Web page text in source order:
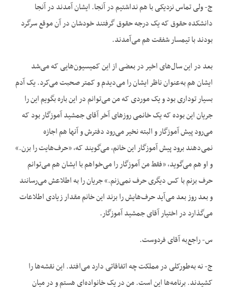
ج- ولی تماس نزدیکی با هم نداشتیم در آنجا. ایشان آمدند در آنجا
دانشکده حقوق که یک درجه حقوق گرفتند خودشان در آن موقع سرگرد
بودند با تیمسار شفقت هم می‌آمدند.
بعد در این سال‌های اخیر در بعضی از این کمیسیون‌هایی که می‌شد
ایشان هم به‌عنوان ناظر ایشان را می‌دیدم و کمتر صحبت می‌کرد. یک آدم
بسیار توداری بود و یک موردی که من می‌توانم در این باره بگویم این را
جریان این بوده که یک خانمی روزهای آخر آقای جمشید آموزگار بود که
می‌رود پیش آموزگار و البته نخیر می‌رود دفترش و آنها هم اجازه
نمی‌دهند برود پیش آموزگار این خانم، می‌گویند که، «حرف‌هایت را بزن.»
و او هم می‌گوید، «فقط من آموزگار را می‌خواهم با ایشان هم می‌‌توانم
حرف بزنم با کس دیگری حرف نمی‌زنم.» جریان را به اطلاعش می‌رسانند
و بعد روز بعد می‌آید حرف‌هایش را بزند این خانم مقدار زیادی اطلاعات
می‌گذارد در اختیار آقای جمشید آموزگار.
س- راجع‌به آقای فردوست.
ج- نه به‌طورکلی در مملکت چه اتفاقاتی دارد می‌افتد. این نقشه‌ها را
کشیدند. برنامه‌ها این است. من در یک خانواده‌ای هستم و در میان